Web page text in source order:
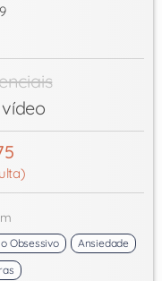
Obsessivo
Ansiedade